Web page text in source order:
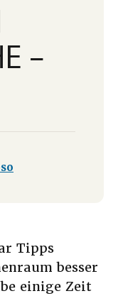
–
Tipps
besser
einige Zeit